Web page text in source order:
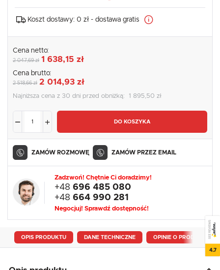
Koszt dostawy: 0 zł - dostawa gratis
Cena netto:
2 047,69 zł 1 638,15 zł
Cena brutto:
2 518,66 zł 2 014,93 zł
Najniższa cena z 30 dni przed obniżką: 1 895,50 zł
DO KOSZYKA
ZAMÓW ROZMOWĘ ZAMÓW PRZEZ EMAIL
Zadzwoń! Chętnie Ci doradzimy!
+48 696 485 080
+48 664 990 281
Negocjuj! Sprawdź dostępność!
OPIS PRODUKTU DANE TECHNICZNE OPINIE O PRODUKCIESEE REVIEWS
4.7